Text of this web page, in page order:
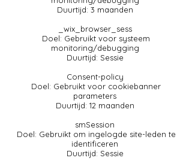
Duurtijd: 3 maanden
_wix_browser_sess
Doel: Gebruikt voor systeem
monitoring/debugging
Duurtijd: Sessie
Consent-policy
Doel: Gebruikt voor cookiebanner
parameters
Duurtijd: 12 maanden
smSession
Doel: Gebruikt om ingelogde site-leden te
identificeren
Duurtijd: Sessie